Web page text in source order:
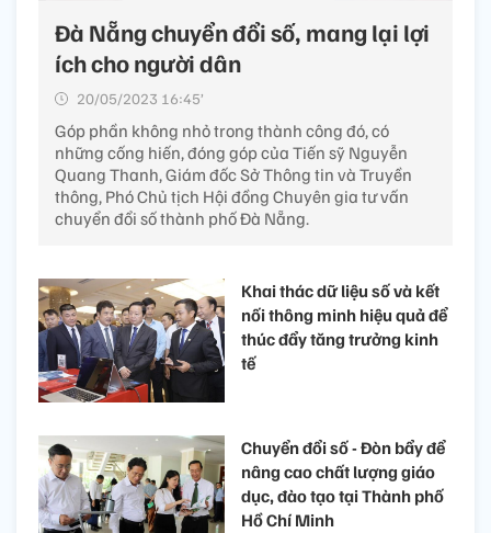
Đà Nẵng chuyển đổi số, mang lại lợi
ích cho người dân
20/05/2023 16:45’
Góp phần không nhỏ trong thành công đó, có
những cống hiến, đóng góp của Tiến sỹ Nguyễn
Quang Thanh, Giám đốc Sở Thông tin và Truyền
thông, Phó Chủ tịch Hội đồng Chuyên gia tư vấn
chuyển đổi số thành phố Đà Nẵng.
Khai thác dữ liệu số và kết
nối thông minh hiệu quả để
thúc đẩy tăng trưởng kinh
tế
Chuyển đổi số - Đòn bẩy để
nâng cao chất lượng giáo
dục, đào tạo tại Thành phố
Hồ Chí Minh